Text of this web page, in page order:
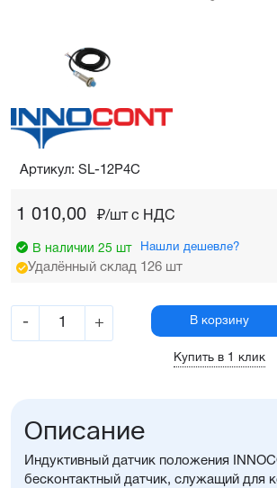
1 010,00 ₽/шт c НДС
В наличии 25 шт Нашли дешевле?
Удалённый склад 126 шт
- + В корзину
Купить в 1 клик
Артикул: SL-12P4C
Описание
Индуктивный датчик положения
бесконтактный датчик, служащий для